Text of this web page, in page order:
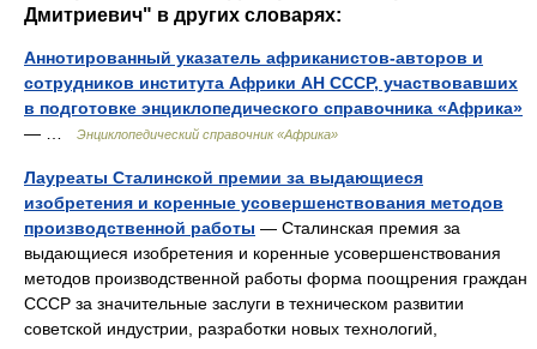
Дмитриевич" в других словарях:
Аннотированный указатель африканистов-авторов и
сотрудников института Африки АН СССР, участвовавших
в подготовке энциклопедического справочника «Африка»
— …
Энциклопедический справочник «Африка»
Лауреаты Сталинской премии за выдающиеся
изобретения и коренные усовершенствования методов
производственной работы — Сталинская премия за
выдающиеся изобретения и коренные усовершенствования
методов производственной работы форма поощрения граждан
СССР за значительные заслуги в техническом развитии
советской индустрии, разработки новых технологий,